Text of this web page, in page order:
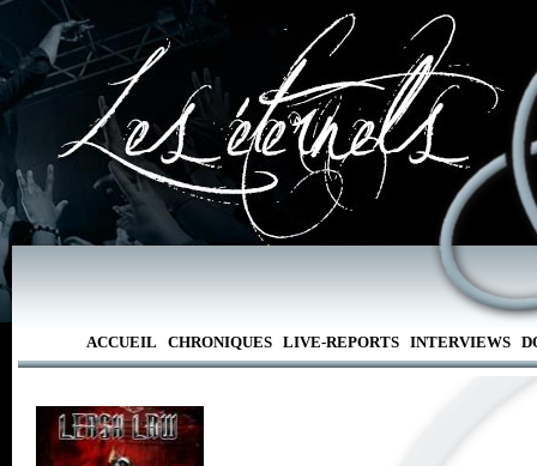
ACCUEIL CHRONIQUES LIVE-REPORTS INTERVIEWS